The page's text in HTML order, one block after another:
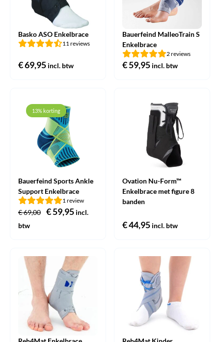
Basko ASO Enkelbrace
11 reviews
€69,95 incl. btw
Bauerfeind MalleoTrain S
Enkelbrace
2 reviews
€59,95 incl. btw
13% korting
Bauerfeind Sports Ankle
Support Enkelbrace
1 review
€69,00
Oorspronkelijke
€59,95Huidige
incl.
btw
Ovation Nu-Form™
Enkelbrace met figure 8
banden
€44,95 incl. btw